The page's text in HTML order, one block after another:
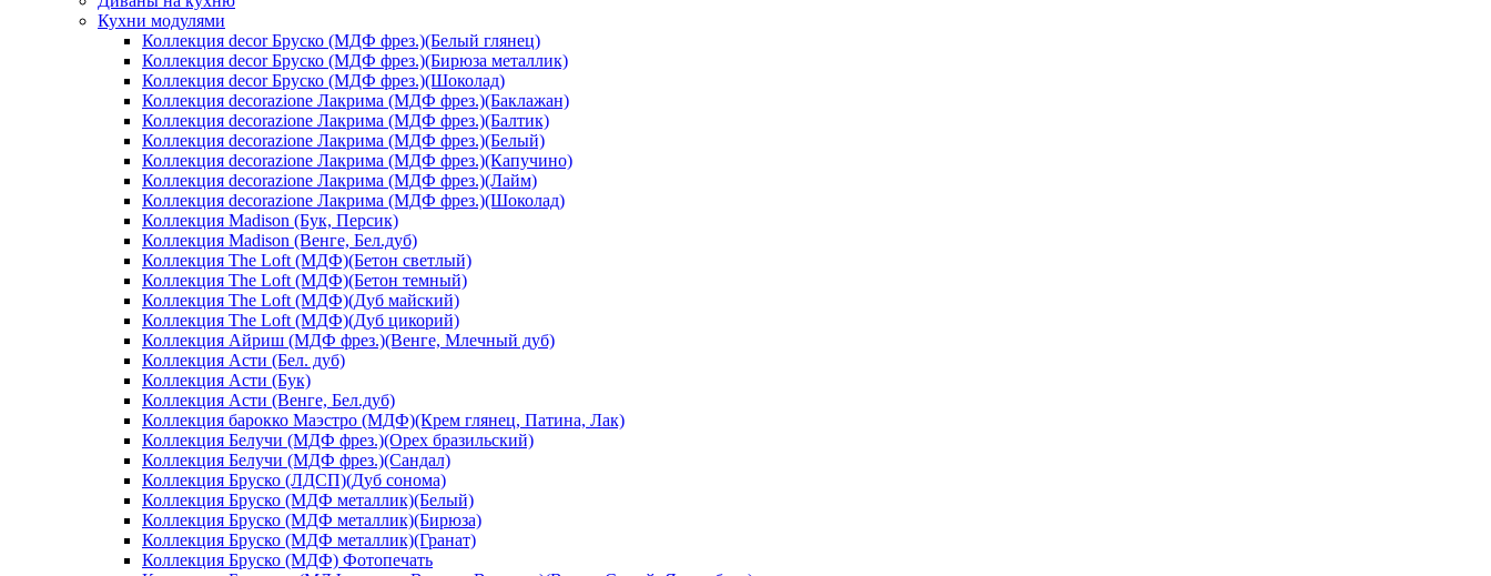
Кухни модулями
Коллекция decor Бруско (МДФ фрез.)(Белый глянец)
Коллекция decor Бруско (МДФ фрез.)(Бирюза металлик)
Коллекция decor Бруско (МДФ фрез.)(Шоколад)
Коллекция decorazione Лакрима (МДФ фрез.)(Баклажан)
Коллекция decorazione Лакрима (МДФ фрез.)(Балтик)
Коллекция decorazione Лакрима (МДФ фрез.)(Белый)
Коллекция decorazione Лакрима (МДФ фрез.)(Капучино)
Коллекция decorazione Лакрима (МДФ фрез.)(Лайм)
Коллекция decorazione Лакрима (МДФ фрез.)(Шоколад)
Коллекция Madison (Бук, Персик)
Коллекция Madison (Венге, Бел.дуб)
Коллекция The Loft (МДФ)(Бетон светлый)
Коллекция The Loft (МДФ)(Бетон темный)
Коллекция The Loft (МДФ)(Дуб майский)
Коллекция The Loft (МДФ)(Дуб цикорий)
Коллекция Айриш (МДФ фрез.)(Венге, Млечный дуб)
Коллекция Асти (Бел. дуб)
Коллекция Асти (Бук)
Коллекция Асти (Венге, Бел.дуб)
Коллекция барокко Маэстро (МДФ)(Крем глянец, Патина, Лак)
Коллекция Белучи (МДФ фрез.)(Орех бразильский)
Коллекция Белучи (МДФ фрез.)(Сандал)
Коллекция Бруско (ЛДСП)(Дуб сонома)
Коллекция Бруско (МДФ металлик)(Белый)
Коллекция Бруско (МДФ металлик)(Бирюза)
Коллекция Бруско (МДФ металлик)(Гранат)
Коллекция Бруско (МДФ) Фотопечать